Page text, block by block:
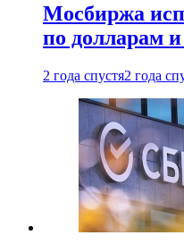
Мосбиржа
по долларам и
2 года спустя2 года